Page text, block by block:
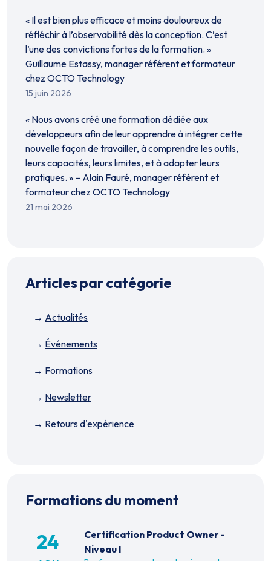
« Il est bien plus efficace et moins douloureux de
réfléchir à l’observabilité dès la conception. C’est
l’une des convictions fortes de la formation. »
Guillaume Estassy, manager référent et formateur
chez OCTO Technology
15 juin 2026
« Nous avons créé une formation dédiée aux
développeurs afin de leur apprendre à intégrer cette
nouvelle façon de travailler, à comprendre les outils,
leurs capacités, leurs limites, et à adapter leurs
pratiques. » – Alain Fauré, manager référent et
formateur chez OCTO Technology
21 mai 2026
Articles par catégorie
Actualités
Événements
Formations
Newsletter
Retours d'expérience
Formations du moment
24
Certification Product Owner -
Niveau I